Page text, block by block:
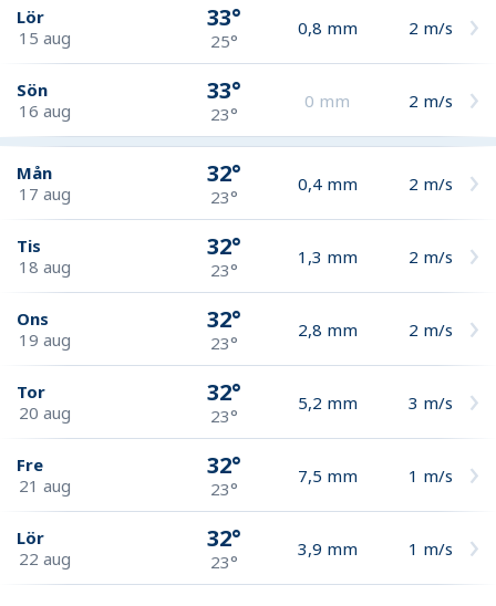
Lör
15 aug
33°
25°
0,8 mm 2 m/s
Sön
16 aug
33°
23°
0 mm 2 m/s
Mån
17 aug
32°
23°
0,4 mm 2 m/s
Tis
18 aug
32°
23°
1,3 mm 2 m/s
Ons
19 aug
32°
23°
2,8 mm 2 m/s
Tor
20 aug
32°
23°
5,2 mm 3 m/s
Fre
21 aug
32°
23°
7,5 mm 1 m/s
Lör
22 aug
32°
23°
3,9 mm 1 m/s